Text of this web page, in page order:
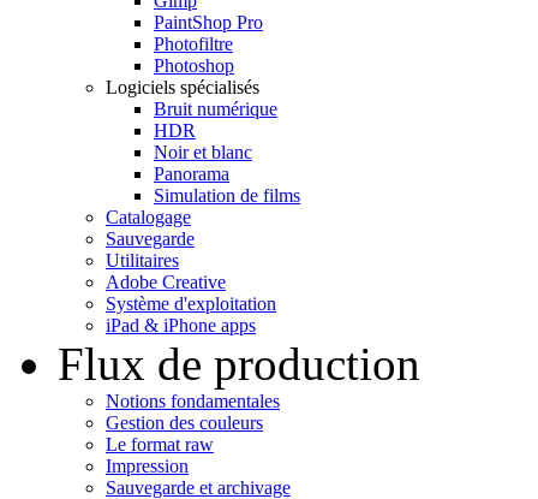
PaintShop Pro
Photofiltre
Photoshop
Logiciels spécialisés
Bruit numérique
HDR
Noir et blanc
Panorama
Simulation de films
Catalogage
Sauvegarde
Utilitaires
Adobe Creative
Système d'exploitation
iPad & iPhone apps
Flux de production
Notions fondamentales
Gestion des couleurs
Le format raw
Impression
Sauvegarde et archivage